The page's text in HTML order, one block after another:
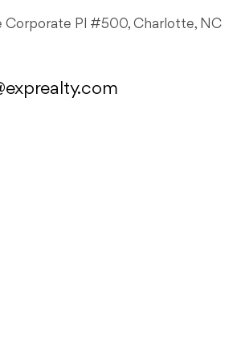
Corporate Pl #500, Charlotte, NC